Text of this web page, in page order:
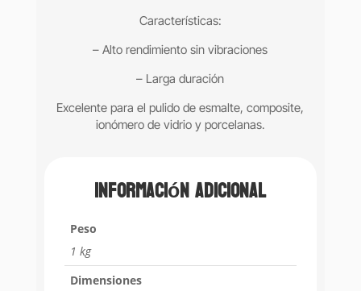
Características:
– Alto rendimiento sin vibraciones
– Larga duración
Excelente para el pulido de esmalte, composite,
ionómero de vidrio y porcelanas.
Información adicional
Peso
1 kg
Dimensiones